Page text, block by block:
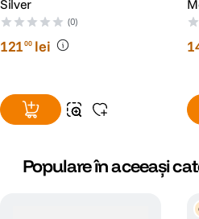
Silver
(0)
12100 lei
Populare în aceeași